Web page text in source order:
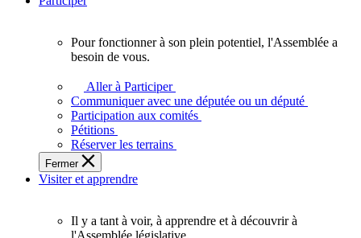
et
plein
potentiel,
l'Assemblée
a
besoin
de
Pour fonctionner à son plein potentiel, l'Assemblée a
besoin de vous.
Aller à Participer
Communiquer avec une députée ou un député
Participation aux comités
Pétitions
Réserver les terrains
Fermer
Visiter et apprendre
Il y a tant à voir, à apprendre et à découvrir à
l'Assemblée législative.